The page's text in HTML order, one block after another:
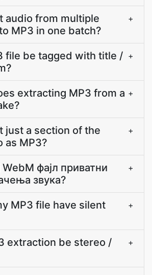
audio from multiple
MP3 in one batch?
+
file be tagged with title / +
extracting MP3 from a +
just a section of the
as MP3?
+
WebM фајл приватни
звука?
+
MP3 file have silent
+
extraction be stereo /
+